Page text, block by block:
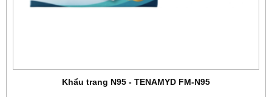
Khẩu trang N95 - TENAMYD FM-N95